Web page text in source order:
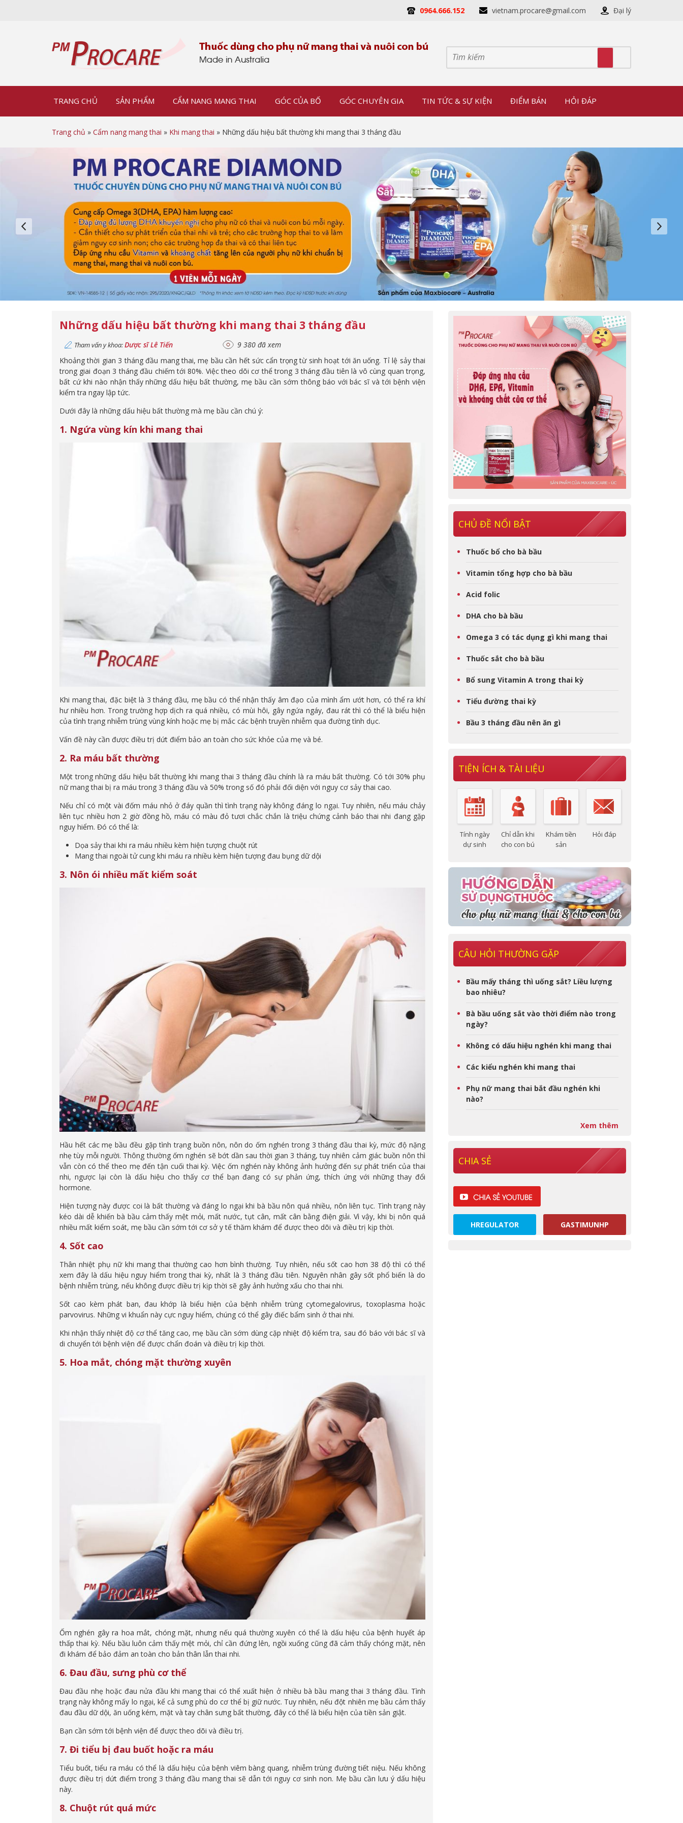
0964.666.152 vietnam.procare@gmail.com Đại lý
TRANG CHỦ SẢN PHẨM CẨM NANG MANG THAI GÓC CỦA BỐ GÓC CHUYÊN GIA TIN TỨC & SỰ KIỆN ĐIỂM BÁN HỎI ĐÁP
Trang chủ » Cẩm nang mang thai » Khi mang thai » Những dấu hiệu bất thường khi mang thai 3 tháng đầu
Những dấu hiệu bất thường khi mang thai 3 tháng đầu
Tham vấn y khoa:Dược sĩ Lê Tiến
9 380 đã xem
Khoảng thời gian 3 tháng đầu mang thai, mẹ bầu cần hết sức cẩn trọng từ sinh hoạt tới ăn uống. Tỉ lệ sảy thai
trong giai đoạn 3 tháng đầu chiếm tới 80%. Việc theo dõi cơ thể trong 3 tháng đầu tiên là vô cùng quan trọng,
bất cứ khi nào nhận thấy những dấu hiệu bất thường, mẹ bầu cần sớm thông báo với bác sĩ và tới bệnh viện
kiểm tra ngay lập tức.
Dưới đây là những dấu hiệu bất thường mà mẹ bầu cần chú ý:
1. Ngứa vùng kín khi mang thai
Khi mang thai, đặc biệt là 3 tháng đầu, mẹ bầu có thể nhận thấy âm đạo của mình ẩm ướt hơn, có thể ra khí
hư nhiều hơn. Trong trường hợp dịch ra quá nhiều, có mùi hôi, gây ngứa ngáy, đau rát thì có thể là biểu hiện
của tình trạng nhiễm trùng vùng kính hoặc mẹ bị mắc các bệnh truyền nhiễm qua đường tình dục.
Vấn đề này cần được điều trị dứt điểm bảo an toàn cho sức khỏe của mẹ và bé.
2. Ra máu bất thường
Một trong những dấu hiệu bất thường khi mang thai 3 tháng đầu chính là ra máu bất thường. Có tới 30% phụ
nữ mang thai bị ra máu trong 3 tháng đầu và 50% trong số đó phải đối diện với nguy cơ sảy thai cao.
Nếu chỉ có một vài đốm máu nhỏ ở đáy quần thì tình trạng này không đáng lo ngại. Tuy nhiên, nếu máu chảy
liên tục nhiều hơn 2 giờ đồng hồ, máu có màu đỏ tươi chắc chắn là triệu chứng cảnh báo thai nhi đang gặp
nguy hiểm. Đó có thể là:
Dọa sảy thai khi ra máu nhiều kèm hiện tượng chuột rút
Mang thai ngoài tử cung khi máu ra nhiều kèm hiện tượng đau bụng dữ dội
3. Nôn ói nhiều mất kiểm soát
Hầu hết các mẹ bầu đều gặp tình trạng buồn nôn, nôn do ốm nghén trong 3 tháng đầu thai kỳ, mức độ nặng
nhẹ tùy mỗi người. Thông thường ốm nghén sẽ bớt dần sau thời gian 3 tháng, tuy nhiên cảm giác buồn nôn thì
vẫn còn có thể theo mẹ đến tận cuối thai kỳ. Việc ốm nghén này không ảnh hưởng đến sự phát triển của thai
nhi, ngược lại còn là dấu hiệu cho thấy cơ thể bạn đang có sự phản ứng, thích ứng với những thay đổi
hormone.
Hiện tượng này được coi là bất thường và đáng lo ngại khi bà bầu nôn quá nhiều, nôn liên tục. Tình trạng này
kéo dài dễ khiến bà bầu cảm thấy mệt mỏi, mất nước, tụt cân, mất cân bằng điện giải. Vì vậy, khi bị nôn quá
nhiều mất kiểm soát, mẹ bầu cần sớm tới cơ sở y tế thăm khám để được theo dõi và điều trị kịp thời.
4. Sốt cao
Thân nhiệt phụ nữ khi mang thai thường cao hơn bình thường. Tuy nhiên, nếu sốt cao hơn 38 độ thì có thể
xem đây là dấu hiệu nguy hiểm trong thai kỳ, nhất là 3 tháng đầu tiên. Nguyên nhân gây sốt phổ biến là do
bệnh nhiễm trùng, nếu không được điều trị kịp thời sẽ gây ảnh hưởng xấu cho thai nhi.
Sốt cao kèm phát ban, đau khớp là biểu hiện của bệnh nhiễm trùng cytomegalovirus, toxoplasma hoặc
parvovirus. Những vi khuẩn này cực nguy hiểm, chúng có thể gây điếc bẩm sinh ở thai nhi.
Khi nhận thấy nhiệt độ cơ thể tăng cao, mẹ bầu cần sớm dùng cặp nhiệt độ kiểm tra, sau đó báo với bác sĩ và
di chuyển tới bệnh viện để được chẩn đoán và điều trị kịp thời.
5. Hoa mắt, chóng mặt thường xuyên
Ốm nghén gây ra hoa mắt, chóng mặt, nhưng nếu quá thường xuyên có thể là dấu hiệu của bệnh huyết áp
thấp thai kỳ. Nếu bầu luôn cảm thấy mệt mỏi, chỉ cần đứng lên, ngồi xuống cũng đã cảm thấy chóng mặt, nên
đi khám để bảo đảm an toàn cho bản thân lẫn thai nhi.
6. Đau đầu, sưng phù cơ thể
Đau đầu nhẹ hoặc đau nửa đầu khi mang thai có thể xuất hiện ở nhiều bà bầu mang thai 3 tháng đầu. Tình
trạng này không mấy lo ngại, kể cả sưng phù do cơ thể bị giữ nước. Tuy nhiên, nếu đột nhiên mẹ bầu cảm thấy
đau đầu dữ dội, ăn uống kém, mặt và tay chân sưng bất thường, đây có thể là biểu hiện của tiền sản giật.
Bạn cần sớm tới bệnh viện để được theo dõi và điều trị.
7. Đi tiểu bị đau buốt hoặc ra máu
Tiểu buốt, tiểu ra máu có thể là dấu hiệu của bệnh viêm bàng quang, nhiễm trùng đường tiết niệu. Nếu không
được điều trị dứt điểm trong 3 tháng đầu mang thai sẽ dẫn tới nguy cơ sinh non. Mẹ bầu cần lưu ý dấu hiệu
này.
8. Chuột rút quá mức
CHỦ ĐỀ NỔI BẬT
Thuốc bổ cho bà bầu
Vitamin tổng hợp cho bà bầu
Acid folic
DHA cho bà bầu
Omega 3 có tác dụng gì khi mang thai
Thuốc sắt cho bà bầu
Bổ sung Vitamin A trong thai kỳ
Tiểu đường thai kỳ
Bầu 3 tháng đầu nên ăn gì
TIỆN ÍCH & TÀI LIỆU
Tính ngày
dự sinh
Chỉ dẫn khi
cho con bú
Khám tiền
sản
Hỏi đáp
CÂU HỎI THƯỜNG GẶP
Bầu mấy tháng thì uống sắt? Liều lượng
bao nhiêu?
Bà bầu uống sắt vào thời điểm nào trong
ngày?
Không có dấu hiệu nghén khi mang thai
Các kiểu nghén khi mang thai
Phụ nữ mang thai bắt đầu nghén khi
nào?
Xem thêm
CHIA SẺ
HREGULATOR GASTIMUNHP